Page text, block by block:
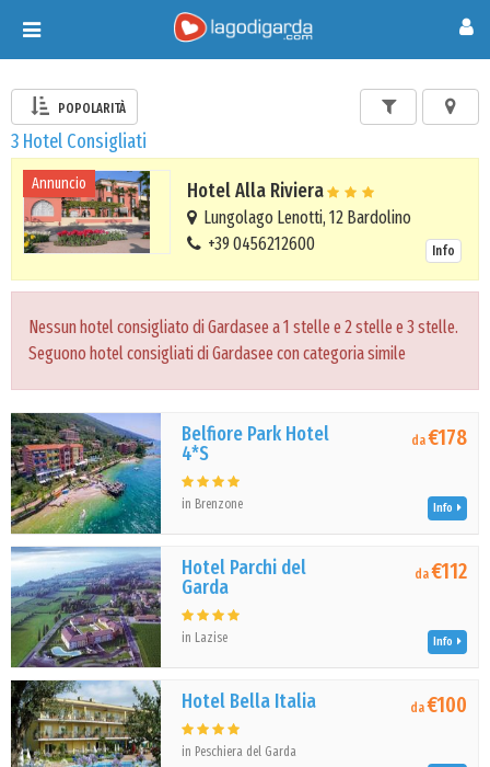
Toggle
navigation
POPOLARITÀ
3 Hotel Consigliati
Annuncio Hotel Alla Riviera
Lungolago Lenotti, 12 Bardolino
+39 0456212600
Info
Nessun hotel consigliato di Gardasee a 1 stelle e 2 stelle e 3 stelle.
Seguono hotel consigliati di Gardasee con categoria simile
Belfiore Park Hotel
4*S
in Brenzone
da€178
Info
Hotel Parchi del
Garda
in Lazise
da€112
Info
Hotel Bella Italia
in Peschiera del Garda
da€100